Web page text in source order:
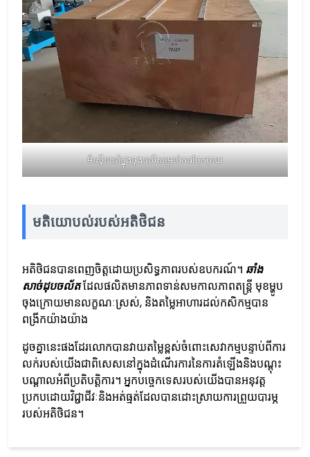
ម៉ាស៊ីននៅក្នុងធុងឈើសម្រាប់ការចែកចាយ
មតិយោបល់របស់អតិថិជន
អតិថិជនបានពេញចិត្តដោយប្រសិទ្ធភាពរបស់ឧបករណ៍។ ឆាំង
សាច់ដុបចល័តដែលផលិតមានភាពទាន់សមកាលភាពតន្ត្រី មុខម្ហូប
ចុងក្រោយមានលក្ខណៈស្រស់, និងតម្លៃអាហារដល់កសិកម្មបាន
ពង្រីកយ៉ាងយ៉ាង
ដូចគ្នានេះផងដែរលោកបានវាយតម្លៃខ្ពស់ចំពោះសេវាកម្មបន្ទាប់ពីការ
លក់របស់យើងជាពិសេសនៅក្នុងដំណើរការនៃការតំឡើងនិងបណ្តុះ
បណ្តាលអំពីប្រតិបត្តិការ។ អ្នកបច្ចេកទេសរបស់យើងបានអនុវត្ត
ប្រកបដោយវិជ្ជាជីវៈនិងអត់ធ្មត់ដែលបានដោះស្រាយការព្រួយបារម្ភ
របស់អតិថិជន។